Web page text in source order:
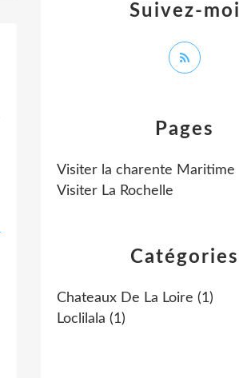
Catégories
Chateaux De La Loire (1)
Loclilala (1)
Pages
Visiter la charente Maritime
Visiter La Rochelle
Suivez-moi